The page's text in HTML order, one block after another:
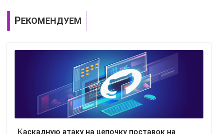
РЕКОМЕНДУЕМ
Каскадную атаку на цепочку поставок на